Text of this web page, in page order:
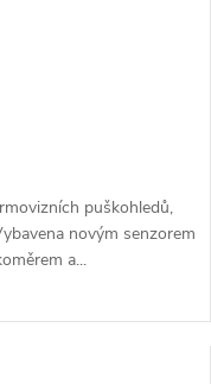
puškohledů,
novým senzorem
a...